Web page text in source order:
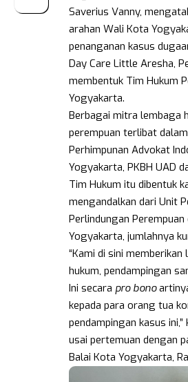
Saverius Vanny,
arahan Wali Kota
penanganan kasus
Day Care Little Aresha,
membentuk Tim Hukum
Yogyakarta.
Berbagai mitra lembaga
perempuan terlibat
Perhimpunan Advokat
Yogyakarta, PKBH UAD
Tim Hukum itu dibentuk
mengandalkan dari Unit
Perlindungan Perempuan
Yogyakarta, jumlahnya
“Kami di sini memberikan
hukum, pendampingan
Ini secara pro bono
kepada para orang tua
pendampingan kasus
usai pertemuan dengan
Balai Kota Yogyakarta,